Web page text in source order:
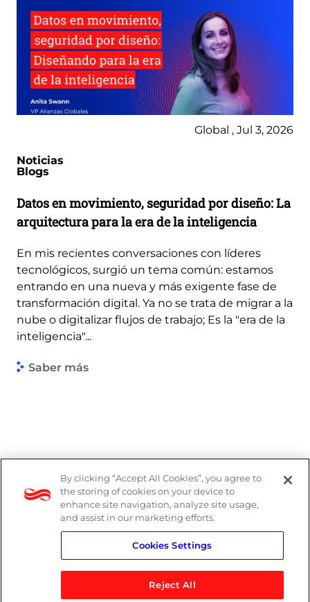
Global , Jul 3, 2026
Noticias
Blogs
Datos en movimiento, seguridad por diseño: La
arquitectura para la era de la inteligencia
En mis recientes conversaciones con líderes
tecnológicos, surgió un tema común: estamos
entrando en una nueva y más exigente fase de
transformación digital. Ya no se trata de migrar a la
nube o digitalizar flujos de trabajo; Es la "era de la
inteligencia"...
Saber más
By clicking “Accept All Cookies”, you agree to
the storing of cookies on your device to
enhance site navigation, analyze site usage,
and assist in our marketing efforts.
Cookies Settings
Reject All